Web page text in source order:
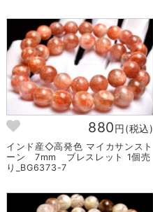
880円(税込)
インド産◇高発色 マイカサンスト
ーン 7mm ブレスレット 1個売
り_BG6373-7